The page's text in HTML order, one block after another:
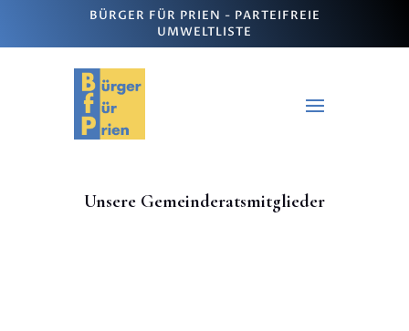
BÜRGER FÜR PRIEN - PARTEIFREIE
UMWELTLISTE
Unsere Gemeinderatsmitglieder